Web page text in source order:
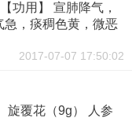
功用】 宣肺降气，
急，痰稠色黄，微恶
2017-07-07 17:50:02
旋覆花（9g） 人参